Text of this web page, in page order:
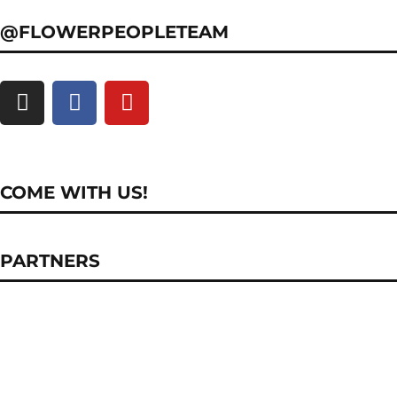
@FLOWERPEOPLETEAM
COME WITH US!
PARTNERS